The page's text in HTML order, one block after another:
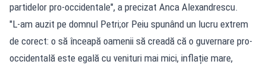
partidelor pro-occidentale", a precizat Anca Alexandrescu.
"L-am auzit pe domnul Petri;or Peiu spunând un lucru extrem
de corect: o să înceapă oamenii să creadă că o guvernare pro-
occidentală este egală cu venituri mai mici, inflație mare,